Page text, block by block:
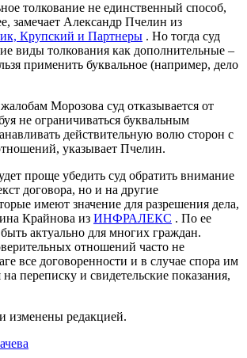
толкование не единственный способ,
замечает Александр Пчелин из
Крупский и Партнеры . Но тогда суд
виды толкования как дополнительные –
применить буквальное (например, дело
Морозова суд отказывается от
не ограничиваться буквальным
действительную волю сторон с
указывает Пчелин.
проще убедить суд обратить внимание
договора, но и на другие
имеют значение для разрешения дела,
Крайнова из ИНФРАЛЕКС . По ее
актуально для многих граждан.
отношений часто не
все договоренности и в случае спора им
на переписку и свидетельские показания,
изменены редакцией.